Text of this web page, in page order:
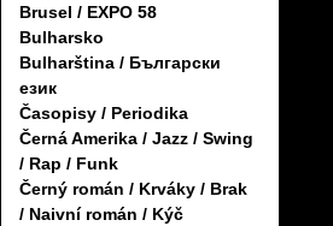
Brusel / EXPO 58
Bulharsko
Bulharština / Български
език
Časopisy / Periodika
Černá Amerika / Jazz / Swing
/ Rap / Funk
Černý román / Krváky / Brak
/ Naivní román / Kýč